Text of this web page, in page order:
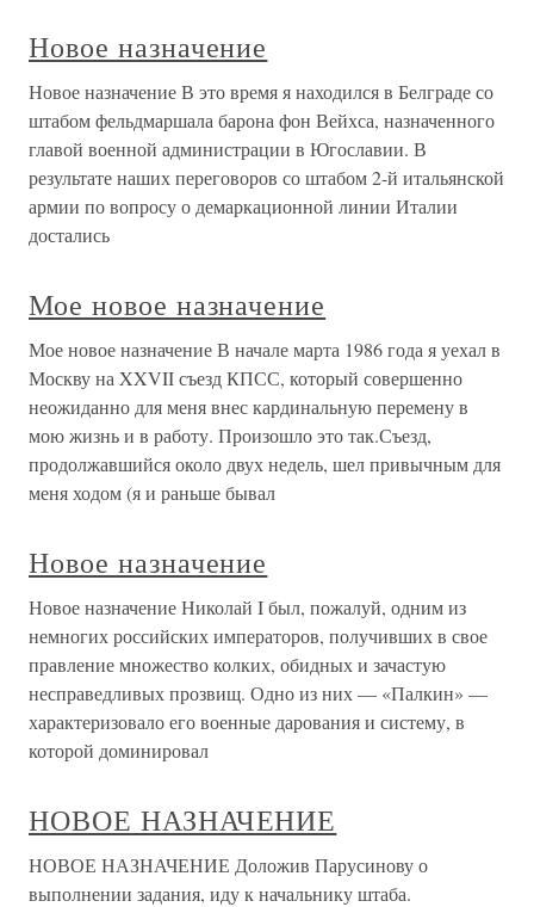
Новое назначение
Новое назначение В это время я находился в Белграде со
штабом фельдмаршала барона фон Вейхса, назначенного
главой военной администрации в Югославии. В
результате наших переговоров со штабом 2-й итальянской
армии по вопросу о демаркационной линии Италии
достались
Мое новое назначение
Мое новое назначение В начале марта 1986 года я уехал в
Москву на XXVII съезд КПСС, который совершенно
неожиданно для меня внес кардинальную перемену в
мою жизнь и в работу. Произошло это так.Съезд,
продолжавшийся около двух недель, шел привычным для
меня ходом (я и раньше бывал
Новое назначение
Новое назначение Николай I был, пожалуй, одним из
немногих российских императоров, получивших в свое
правление множество колких, обидных и зачастую
несправедливых прозвищ. Одно из них — «Палкин» —
характеризовало его военные дарования и систему, в
которой доминировал
НОВОЕ НАЗНАЧЕНИЕ
НОВОЕ НАЗНАЧЕНИЕ Доложив Парусинову о
выполнении задания, иду к начальнику штаба.